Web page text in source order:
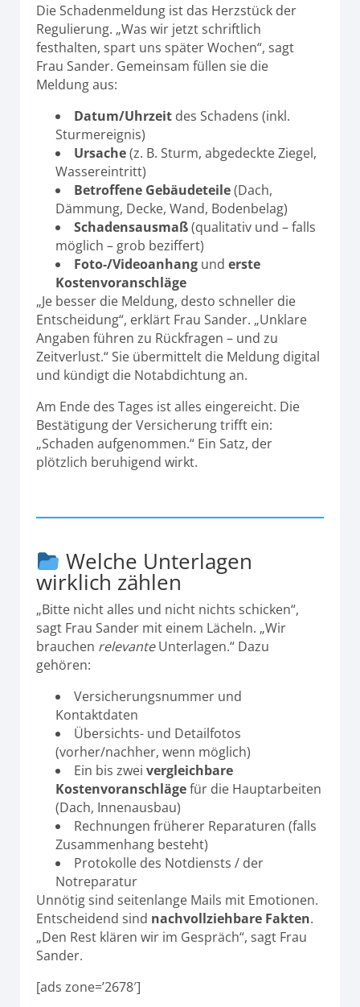
Die Schadenmeldung ist das Herzstück der
Regulierung. „Was wir jetzt schriftlich
festhalten, spart uns später Wochen“, sagt
Frau Sander. Gemeinsam füllen sie die
Meldung aus:
Datum/Uhrzeit des Schadens (inkl.
Sturmereignis)
Ursache(z. B. Sturm, abgedeckte Ziegel,
Wassereintritt)
Betroffene Gebäudeteile(Dach,
Dämmung, Decke, Wand, Bodenbelag)
Schadensausmaß(qualitativ und – falls
möglich – grob beziffert)
Foto-/Videoanhang und erste
Kostenvoranschläge
„Je besser die Meldung, desto schneller die
Entscheidung“, erklärt Frau Sander. „Unklare
Angaben führen zu Rückfragen – und zu
Zeitverlust.“ Sie übermittelt die Meldung digital
und kündigt die Notabdichtung an.
Am Ende des Tages ist alles eingereicht. Die
Bestätigung der Versicherung trifft ein:
„Schaden aufgenommen.“ Ein Satz, der
plötzlich beruhigend wirkt.
Welche Unterlagen
wirklich zählen
„Bitte nicht alles und nicht nichts schicken“,
sagt Frau Sander mit einem Lächeln. „Wir
brauchen relevanteUnterlagen.“ Dazu
gehören:
Versicherungsnummer und
Kontaktdaten
Übersichts- und Detailfotos
(vorher/nachher, wenn möglich)
Ein bis zwei vergleichbare
Kostenvoranschlägefür die Hauptarbeiten
(Dach, Innenausbau)
Rechnungen früherer Reparaturen (falls
Zusammenhang besteht)
Protokolle des Notdiensts / der
Notreparatur
Unnötig sind seitenlange Mails mit Emotionen.
Entscheidend sind nachvollziehbare Fakten.
„Den Rest klären wir im Gespräch“, sagt Frau
Sander.
[ads zone=’2678′]